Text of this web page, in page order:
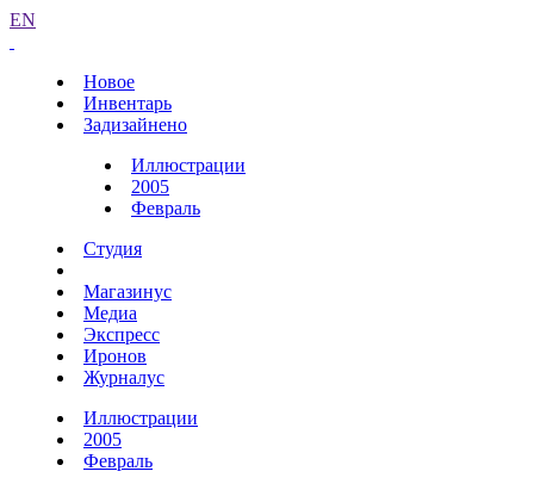
EN
Новое
Инвентарь
Задизайнено
Иллюстрации
2005
Февраль
Студия
Магазинус
Медиа
Экспресс
Иронов
Журналус
Иллюстрации
2005
Февраль